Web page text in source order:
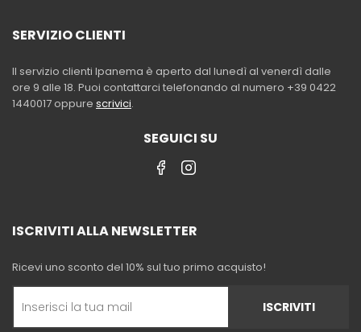
SERVIZIO CLIENTI
Il servizio clienti Ipanema è aperto dal lunedì al venerdì dalle
ore 9 alle 18. Puoi contattarci telefonando al numero +39 0422
1440017 oppure scrivici.
SEGUICI SU
ISCRIVITI ALLA NEWSLETTER
Ricevi uno sconto del 10% sul tuo primo acquisto!
ISCRIVITI